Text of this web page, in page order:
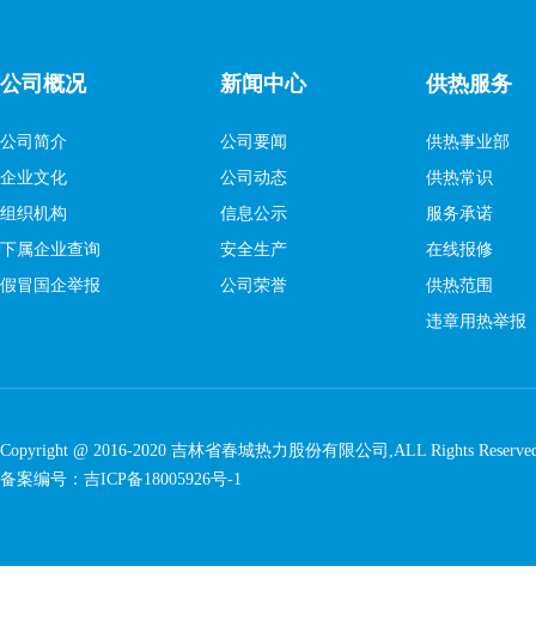
公司概况
公司简介
企业文化
组织机构
下属企业查询
假冒国企举报
新闻中心
公司要闻
公司动态
信息公示
安全生产
公司荣誉
供热服务
供热事业部
供热常识
服务承诺
在线报修
供热范围
违章用热举报
Copyright @ 2016-2020 吉林省春城热力股份有限公司 ,ALL Rights
备案编号： 吉ICP备18005926号-1